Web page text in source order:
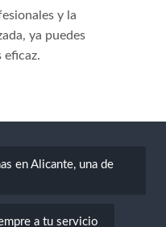
y la
ya puedes
en Alicante, una de
a tu servicio